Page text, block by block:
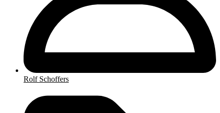
Rolf Schoffers